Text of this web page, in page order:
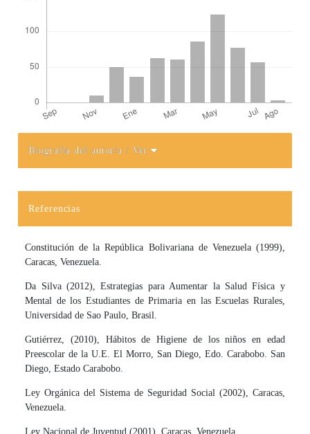
Biografía del autor/a/ Ver
Referencias
Constitución de la República Bolivariana de Venezuela (1999),
Caracas, Venezuela.
Da Silva (2012), Estrategias para Aumentar la Salud Física y
Mental de los Estudiantes de Primaria en las Escuelas Rurales,
Universidad de Sao Paulo, Brasil.
Gutiérrez, (2010), Hábitos de Higiene de los niños en edad
Preescolar de la U.E. El Morro, San Diego, Edo. Carabobo. San
Diego, Estado Carabobo.
Ley Orgánica del Sistema de Seguridad Social (2002), Caracas,
Venezuela.
Ley Nacional de Juventud (2001), Caracas, Venezuela.